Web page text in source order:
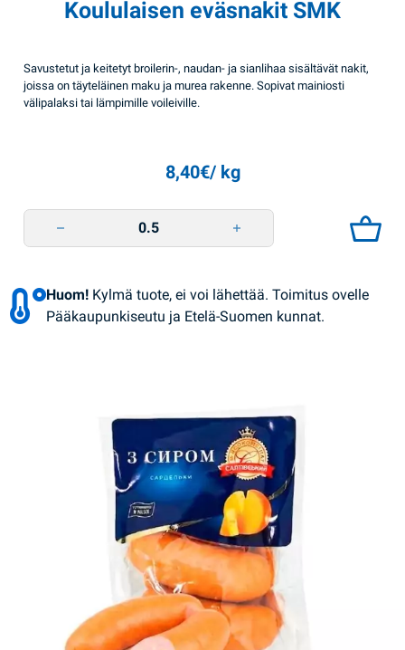
Koululaisen eväsnakit SMK
Savustetut ja keitetyt broilerin-, naudan- ja sianlihaa sisältävät nakit,
joissa on täyteläinen maku ja murea rakenne. Sopivat mainiosti
välipalaksi tai lämpimille voileiville.
8,40€/ kg
Huom! Kylmä tuote, ei voi lähettää. Toimitus ovelle
Pääkaupunkiseutu ja Etelä-Suomen kunnat.